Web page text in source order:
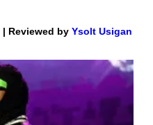
| Reviewed by Ysolt Usigan